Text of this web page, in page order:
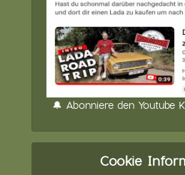
🔔 Abonniere den Youtube
Cookie